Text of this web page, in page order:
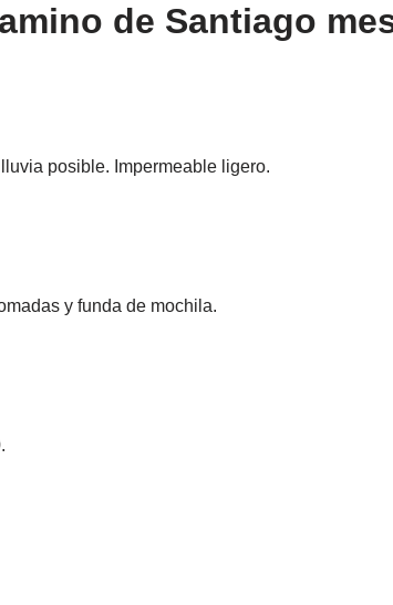
de Santiago
posible. Impermeable ligero.
y funda de mochila.